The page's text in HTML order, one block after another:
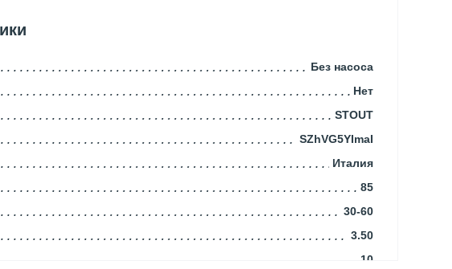
Без насоса
Нет
STOUT
SZhVG5YImaI
Италия
85
30-60
3.50
10